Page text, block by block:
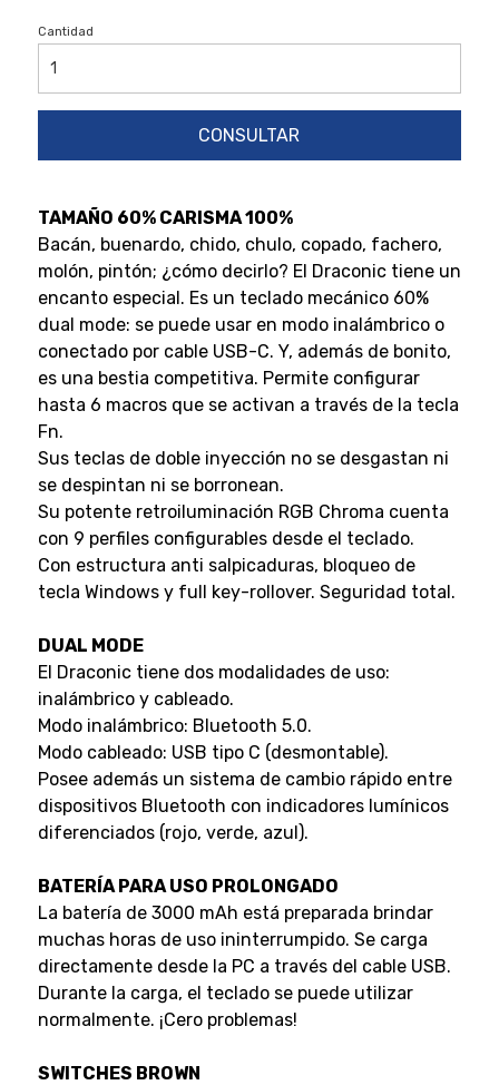
Cantidad
CONSULTAR
TAMAÑO 60% CARISMA 100%
Bacán, buenardo, chido, chulo, copado, fachero,
molón, pintón; ¿cómo decirlo? El Draconic tiene un
encanto especial. Es un teclado mecánico 60%
dual mode: se puede usar en modo inalámbrico o
conectado por cable USB-C. Y, además de bonito,
es una bestia competitiva. Permite configurar
hasta 6 macros que se activan a través de la tecla
Fn.
Sus teclas de doble inyección no se desgastan ni
se despintan ni se borronean.
Su potente retroiluminación RGB Chroma cuenta
con 9 perfiles configurables desde el teclado.
Con estructura anti salpicaduras, bloqueo de
tecla Windows y full key-rollover. Seguridad total.
DUAL MODE
El Draconic tiene dos modalidades de uso:
inalámbrico y cableado.
Modo inalámbrico: Bluetooth 5.0.
Modo cableado: USB tipo C (desmontable).
Posee además un sistema de cambio rápido entre
dispositivos Bluetooth con indicadores lumínicos
diferenciados (rojo, verde, azul).
BATERÍA PARA USO PROLONGADO
La batería de 3000 mAh está preparada brindar
muchas horas de uso ininterrumpido. Se carga
directamente desde la PC a través del cable USB.
Durante la carga, el teclado se puede utilizar
normalmente. ¡Cero problemas!
SWITCHES BROWN